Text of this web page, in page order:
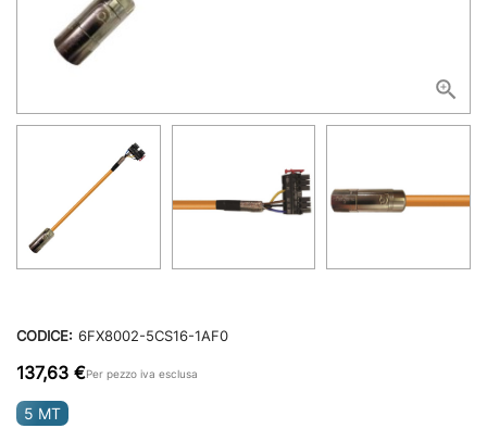
CODICE: 6FX8002-5CS16-1AF0
137,63 €Per pezzo iva esclusa
5 MT